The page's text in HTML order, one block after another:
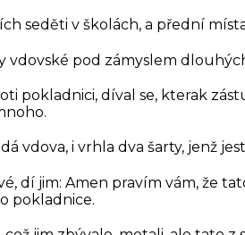
seděti v školách, a přední
vdovské pod zámyslem
pokladnici, díval se, kterak
vdova, i vrhla dva šarty, jenž
dí jim: Amen pravím vám, že
pokladnice.